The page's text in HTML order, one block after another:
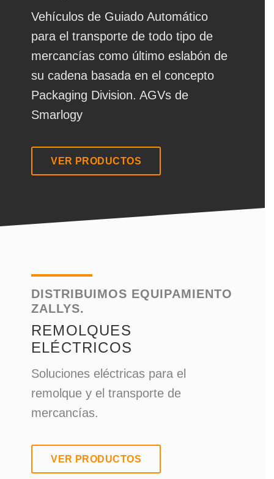
Vehículos de Guiado Automático
para el transporte de todo tipo de
mercancías como último eslabón de
su cadena basada en el concepto
Packaging Division. AGVs de
Smarlogy
VER PRODUCTOS
DISTRIBUIMOS EQUIPAMIENTO
ZALLYS.
REMOLQUES
ELÉCTRICOS
Soluciones eléctricas para el
remolque y el transporte de
mercancías.
VER PRODUCTOS